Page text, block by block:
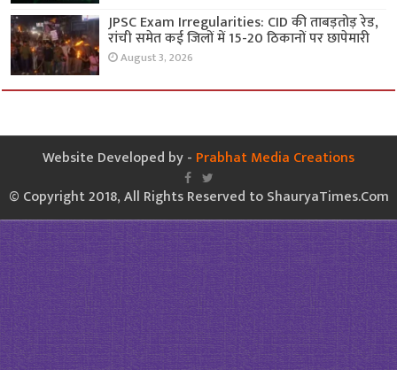
JPSC Exam Irregularities: CID की ताबड़तोड़ रेड,
रांची समेत कई जिलों में 15-20 ठिकानों पर छापेमारी
August 3, 2026
Website Developed by - Prabhat Media Creations
© Copyright 2018, All Rights Reserved to ShauryaTimes.Com